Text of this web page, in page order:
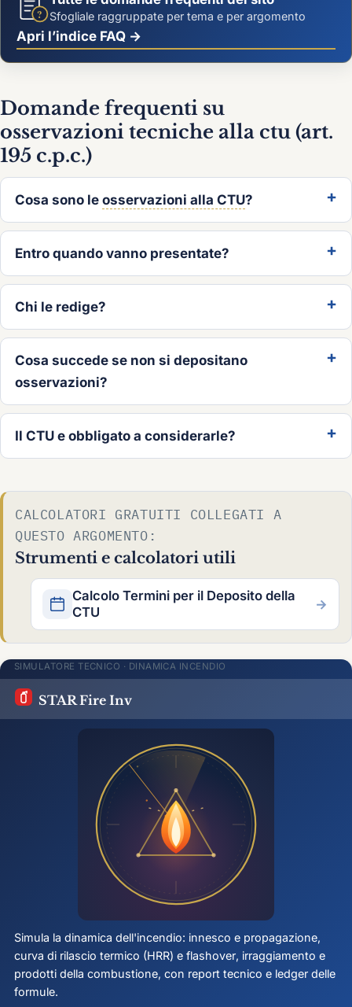
? Sfogliale raggruppate per tema e per argomento
Apri l’indice FAQ →
Domande frequenti su
osservazioni tecniche alla ctu (art.
195 c.p.c.)
Cosa sono le osservazioni alla CTU?
Entro quando vanno presentate?
Chi le redige?
Cosa succede se non si depositano
osservazioni?
Il CTU e obbligato a considerarle?
CALCOLATORI GRATUITI COLLEGATI A
QUESTO ARGOMENTO:
Strumenti e calcolatori utili
Calcolo Termini per il Deposito della
CTU
→
SIMULATORE TECNICO · DINAMICA INCENDIO
STAR Fire Inv
Simula la dinamica dell'incendio: innesco e propagazione,
curva di rilascio termico (HRR) e flashover, irraggiamento e
prodotti della combustione, con report tecnico e ledger delle
formule.